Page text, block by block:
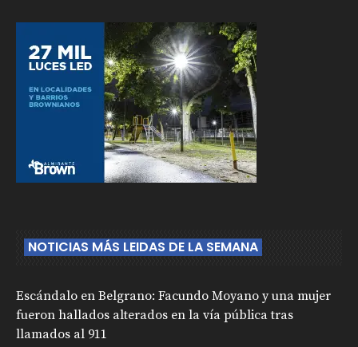
NOTICIAS MÁS LEIDAS DE LA SEMANA
Escándalo en Belgrano: Facundo Moyano y una mujer
fueron hallados alterados en la vía pública tras
llamados al 911